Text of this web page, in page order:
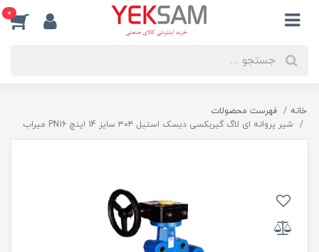
0
خانه
فهرست محصولات
شیر پروانه ای لاگ گیربکسی دیسک استیل ۳۰۴ سایز 14 اینچ PN16 میراب